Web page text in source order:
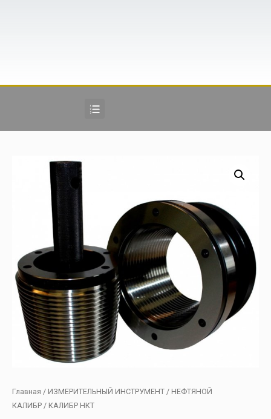
Главная / ИЗМЕРИТЕЛЬНЫЙ ИНСТРУМЕНТ / НЕФТЯНОЙ
КАЛИБР / КАЛИБР НКТ